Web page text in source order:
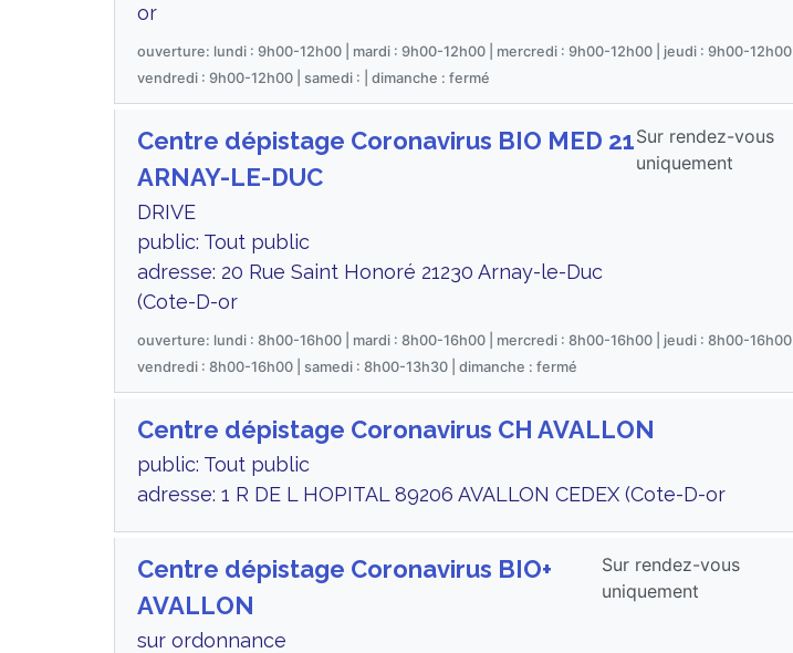
or
ouverture: lundi : 9h00-12h00 | mardi : 9h00-12h00 | mercredi : 9h00-12h00 | jeudi : 9h00-12h00 |
vendredi : 9h00-12h00 | samedi : | dimanche : fermé
Centre dépistage Coronavirus BIO MED 21
ARNAY-LE-DUC
DRIVE
public: Tout public
adresse: 20 Rue Saint Honoré 21230 Arnay-le-Duc
(Cote-D-or
Sur rendez-vous
uniquement
ouverture: lundi : 8h00-16h00 | mardi : 8h00-16h00 | mercredi : 8h00-16h00 | jeudi : 8h00-16h00 |
vendredi : 8h00-16h00 | samedi : 8h00-13h30 | dimanche : fermé
Centre dépistage Coronavirus CH AVALLON
public: Tout public
adresse: 1 R DE L HOPITAL 89206 AVALLON CEDEX (Cote-D-or
Centre dépistage Coronavirus BIO+
AVALLON
sur ordonnance
Sur rendez-vous
uniquement